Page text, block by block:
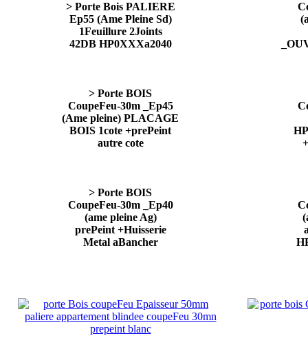
> Porte Bois PALIERE
Ep55 (Ame Pleine Sd)
1Feuillure 2Joints
42DB HP0XXXa2040
> Porte BOIS
CoupeFeu-30m _Ep45
(Ame pleine) PLACAGE
BOIS 1cote +prePeint
autre cote
> Porte BOIS
CoupeFeu-30m _Ep40
(ame pleine Ag)
prePeint +Huisserie
Metal aBancher